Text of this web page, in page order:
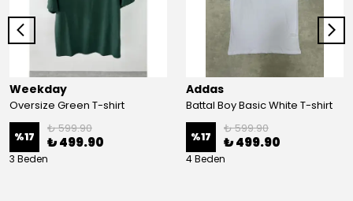
Weekday
Oversize Green T-shirt
%17
₺ 599.90
₺ 499.90
3 Beden
Addas
Battal Boy Basic White T-shirt
%17
₺ 599.90
₺ 499.90
4 Beden